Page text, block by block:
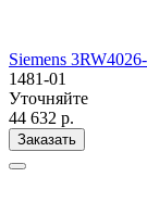
Siemens
1481-01
Уточняйте
44 632 р.
Заказать